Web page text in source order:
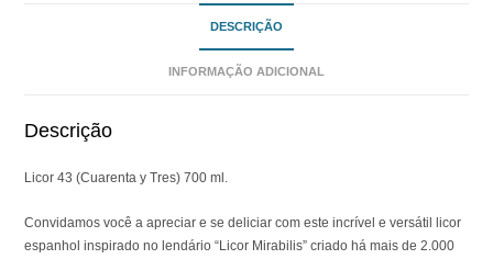
DESCRIÇÃO
INFORMAÇÃO ADICIONAL
Descrição
Licor 43 (Cuarenta y Tres) 700 ml.
Convidamos você a apreciar e se deliciar com este incrível e versátil licor
espanhol inspirado no lendário “Licor Mirabilis” criado há mais de 2.000